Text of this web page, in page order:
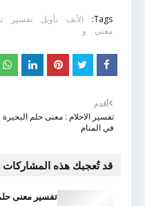
Tags: الأنف تأويل تفسير
معنى
و
أقدم
تفسير الاحلام : معنى حلم البحيرة
في المنام
قد تُعجبك هذه المشاركات
تفسير معنى